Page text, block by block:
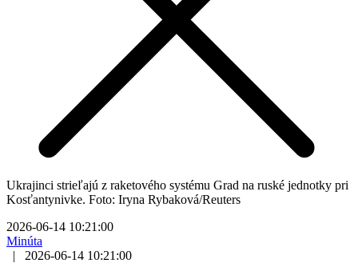
Ukrajinci strieľajú z raketového systému Grad na ruské jednotky pri
Kosťantynivke. Foto: Iryna Rybaková/Reuters
2026-06-14 10:21:00
Minúta
|
2026-06-14 10:21:00